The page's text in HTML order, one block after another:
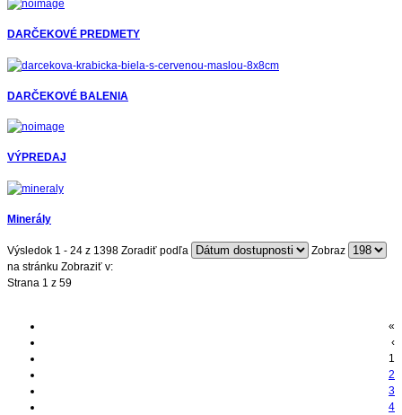
DARČEKOVÉ PREDMETY
DARČEKOVÉ BALENIA
VÝPREDAJ
Minerály
Výsledok 1 - 24 z 1398 Zoradiť podľa
Zobraz
na stránku Zobraziť v:
Strana 1 z 59
«
‹
1
2
3
4